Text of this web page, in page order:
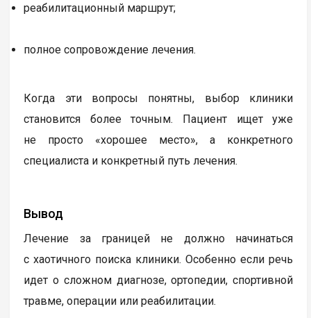
реабилитационный маршрут;
полное сопровождение лечения.
Когда эти вопросы понятны, выбор клиники
становится более точным. Пациент ищет уже
не просто «хорошее место», а конкретного
специалиста и конкретный путь лечения.
Вывод
Лечение за границей не должно начинаться
с хаотичного поиска клиники. Особенно если речь
идет о сложном диагнозе, ортопедии, спортивной
травме, операции или реабилитации.